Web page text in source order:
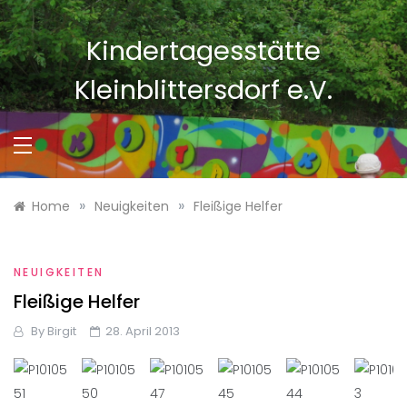
Skip
to
content
Kindertagesstätte
Kleinblittersdorf e.V.
Home » Neuigkeiten » Fleißige Helfer
NEUIGKEITEN
Fleißige Helfer
By Birgit 28. April 2013